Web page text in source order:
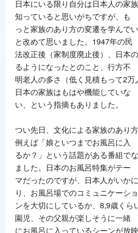
日本にいる限り自分は日本人の家
知っていると思いがちですが、も
っと家族のあり方の変遷を学んで
と改めて思いました。1947年の民
法改正後（家制度廃止後）、日本
るようになったとのこと、行方不
明老人の多さ（低く見積もって2万
日本の家族はもはや機能していな
い、という指摘もありました。
つい先日、文化による家族のあり
例えば「娘といつまでお風呂に入
るか？」という話題がある番組で
ました。日本のお風呂特集がテー
マだったのですが、日本人がいか
り、お風呂場でのコミュニケーショ
ンを大切にしているか、8,9歳くら
園児、その父親が楽しそうに一緒
にお風呂に入っているシーンが放